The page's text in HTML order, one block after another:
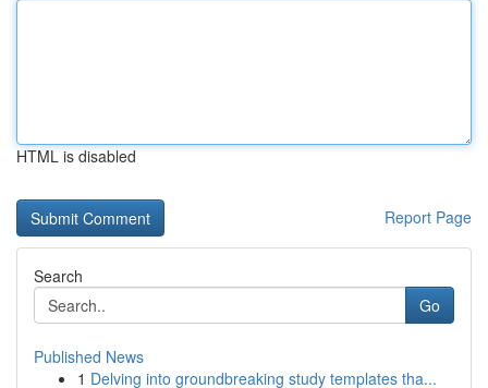
HTML is disabled
Report Page
Search
Go
Published News
1 Delving into groundbreaking study templates tha...